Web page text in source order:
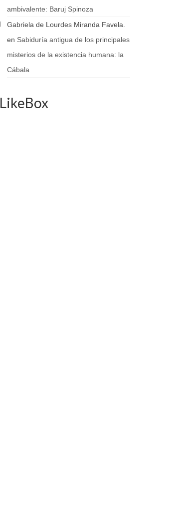
ambivalente: Baruj Spinoza
Gabriela de Lourdes Miranda Favela.
en Sabiduría antigua de los principales
misterios de la existencia humana: la
Cábala
LikeBox